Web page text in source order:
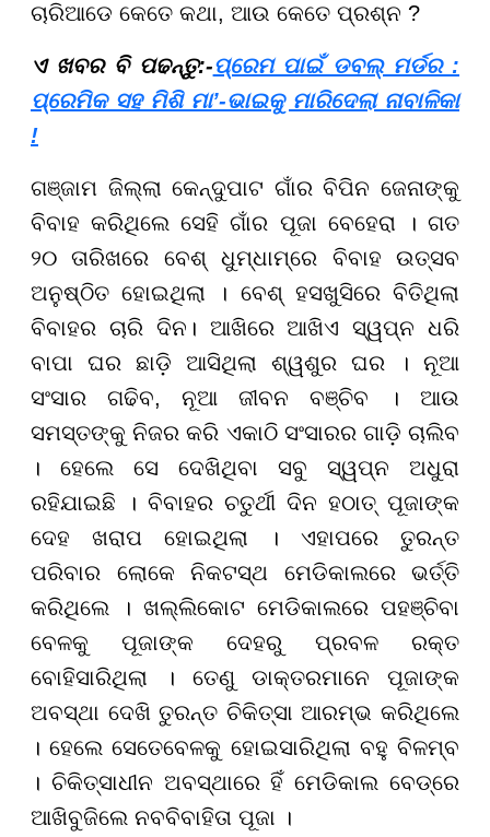
ଚାରିଆଡେ କେତେ କଥା, ଆଉ କେତେ ପ୍ରଶ୍ନ ?
ଏ ଖବର ବି ପଢନ୍ତୁ:-ପ୍ରେମ ପାଇଁ ଡବଲ୍ ମର୍ଡର :
ପ୍ରେମିକ ସହ ମିଶି ମା’-ଭାଇକୁ ମାରିଦେଲା ନାବାଳିକା
!
ଗଞ୍ଜାମ ଜିଲ୍ଲା କେନ୍ଦୁପାଟ ଗାଁର ବିପିନ ଜେନାଙ୍କୁ
ବିବାହ କରିଥିଲେ ସେହି ଗାଁର ପୂଜା ବେହେରା । ଗତ
୨୦ ତାରିଖରେ ବେଶ୍ ଧୁମ୍ଧାମ୍ରେ ବିବାହ ଉତ୍ସବ
ଅନୁଷ୍ଠିତ ହୋଇଥିଲା । ବେଶ୍ ହସଖୁସିରେ ବିତିଥିଲା
ବିବାହର ଚାରି ଦିନ। ଆଖିରେ ଆଖିଏ ସ୍ୱପ୍ନ ଧରି
ବାପା ଘର ଛାଡ଼ି ଆସିଥିଲା ଶ୍ୱଶୁର ଘର । ନୂଆ
ସଂସାର ଗଢିବ, ନୂଆ ଜୀବନ ବଞ୍ଚିବ । ଆଉ
ସମସ୍ତଙ୍କୁ ନିଜର କରି ଏକାଠି ସଂସାରର ଗାଡ଼ି ଚାଲିବ
। ହେଲେ ସେ ଦେଖିଥିବା ସବୁ ସ୍ୱପ୍ନ ଅଧୁରା
ରହିଯାଇଛି । ବିବାହର ଚତୁର୍ଥୀ ଦିନ ହଠାତ୍ ପୂଜାଙ୍କ
ଦେହ ଖରାପ ହୋଇଥିଲା । ଏହାପରେ ତୁରନ୍ତ
ପରିବାର ଲୋକେ ନିକଟସ୍ଥ ମେଡିକାଲରେ ଭର୍ତ୍ତି
କରିଥିଲେ । ଖଲ୍ଲିକୋଟ ମେଡିକାଲରେ ପହଞ୍ଚିବା
ବେଳକୁ ପୂଜାଙ୍କ ଦେହରୁ ପ୍ରବଳ ରକ୍ତ
ବୋହିସାରିଥିଲା । ତେଣୁ ଡାକ୍ତରମାନେ ପୂଜାଙ୍କ
ଅବସ୍ଥା ଦେଖି ତୁରନ୍ତ ଚିକିତ୍ସା ଆରମ୍ଭ କରିଥିଲେ
। ହେଲେ ସେତେବେଳକୁ ହୋଇସାରିଥିଲା ବହୁ ବିଳମ୍ବ
। ଚିକିତ୍ସାଧୀନ ଅବସ୍ଥାରେ ହିଁ ମେଡିକାଲ ବେଡ୍ରେ
ଆଖିବୁଜିଲେ ନବବିବାହିତା ପୂଜା ।